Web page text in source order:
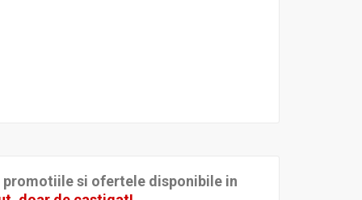
promotiile si ofertele disponibile in